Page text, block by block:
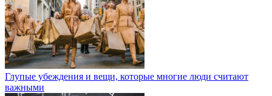
Глупые убеждения и вещи, которые многие люди считают
важными